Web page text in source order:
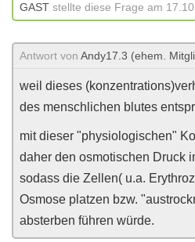
GAST stellte diese Frage am
Antwort von Andy17.3 (ehem.
weil dieses
des menschlichen blutes
mit dieser "physiologischen"
daher den osmotischen Druck
sodass die Zellen( u.a.
Osmose platzen bzw.
absterben führen würde.